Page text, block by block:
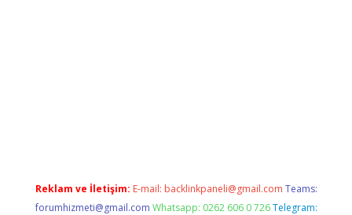
Reklam ve İletişim: E-mail: backlinkpaneli@gmail.com Teams:
forumhizmeti@gmail.com Whatsapp: 0262 606 0 726 Telegram: